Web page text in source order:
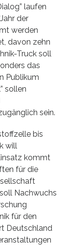
laufen
der
werden
davon zehn
Truck soll
das
Publikum
sollen
sein.
bis
will
kommt
für die
Nachwuchs
für den
Deutschland